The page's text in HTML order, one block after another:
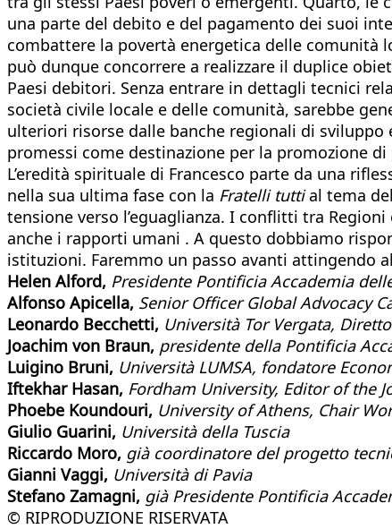
una parte del debito e del pagamento dei suoi
combattere la povertà energetica delle comunità
può dunque concorrere a realizzare il duplice
Paesi debitori. Senza entrare in dettagli tecnici
società civile locale e delle comunità, sarebbe
ulteriori risorse dalle banche regionali di
promessi come destinazione per la promozione
L’eredità spirituale di Francesco parte da una
nella sua ultima fase con la Fratelli tuttial tema
tensione verso l’eguaglianza. I conflitti tra
anche i rapporti umani . A questo dobbiamo
istituzioni. Faremmo un passo avanti attingendo
Helen Alford, Presidente Pontificia Accademia
Alfonso Apicella, Senior Officer Global Advocacy
Leonardo Becchetti, Università Tor Vergata,
Joachim von Braun, presidente della Pontificia
Luigino Bruni, Università LUMSA, fondatore
Iftekhar Hasan, Fordham University, Editor of the
Phoebe Koundouri, University of Athens, Chair
Giulio Guarini, Università della Tuscia
Riccardo Moro, già coordinatore del progetto
Gianni Vaggi, Università di Pavia
Stefano Zamagni, già Presidente Pontificia
© RIPRODUZIONE RISERVATA